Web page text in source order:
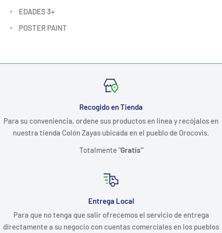
EDADES 3+
POSTER PAINT
Recogido en Tienda
Para su conveniencia, ordene sus productos en linea y recójalos en
nuestra tienda Colón Zayas ubicada en el pueblo de Orocovis.
Totalmente "Gratis"
Entrega Local
Para que no tenga que salir ofrecemos el servicio de entrega
directamente a su negocio con cuentas comerciales en los pueblos